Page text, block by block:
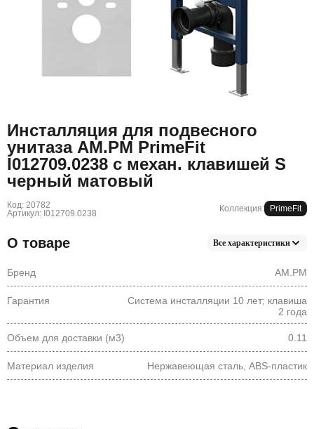
Инсталляция для подвесного
унитаза AM.PM PrimeFit
I012709.0238 с механ. клавишей S
черный матовый
Код: 20782
Артикул: I012709.0238
Коллекция: PrimeFit
О товаре Все характеристики
Бренд AM.PM
Гарантия
Система инсталляции 10 лет; клавиша
2 года
Объем для доставки (м3) 0.11
Материал изделия Нержавеющая сталь, ABS-пластик